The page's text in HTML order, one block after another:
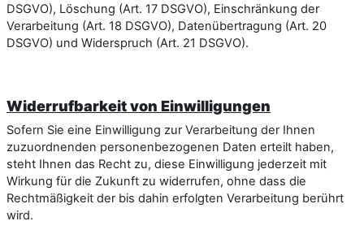
DSGVO), Löschung (Art. 17 DSGVO), Einschränkung der
Verarbeitung (Art. 18 DSGVO), Datenübertragung (Art. 20
DSGVO) und Widerspruch (Art. 21 DSGVO).
Widerrufbarkeit von Einwilligungen
Sofern Sie eine Einwilligung zur Verarbeitung der Ihnen
zuzuordnenden personenbezogenen Daten erteilt haben,
steht Ihnen das Recht zu, diese Einwilligung jederzeit mit
Wirkung für die Zukunft zu widerrufen, ohne dass die
Rechtmäßigkeit der bis dahin erfolgten Verarbeitung berührt
wird.